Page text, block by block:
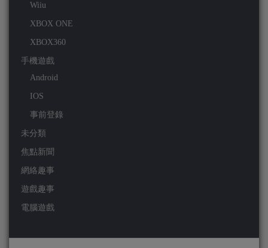
Wiiu
XBOX ONE
XBOX360
手機遊戲
Android
IOS
事前登錄
未分類
焦點新聞
網絡趣事
遊戲趣事
電腦遊戲